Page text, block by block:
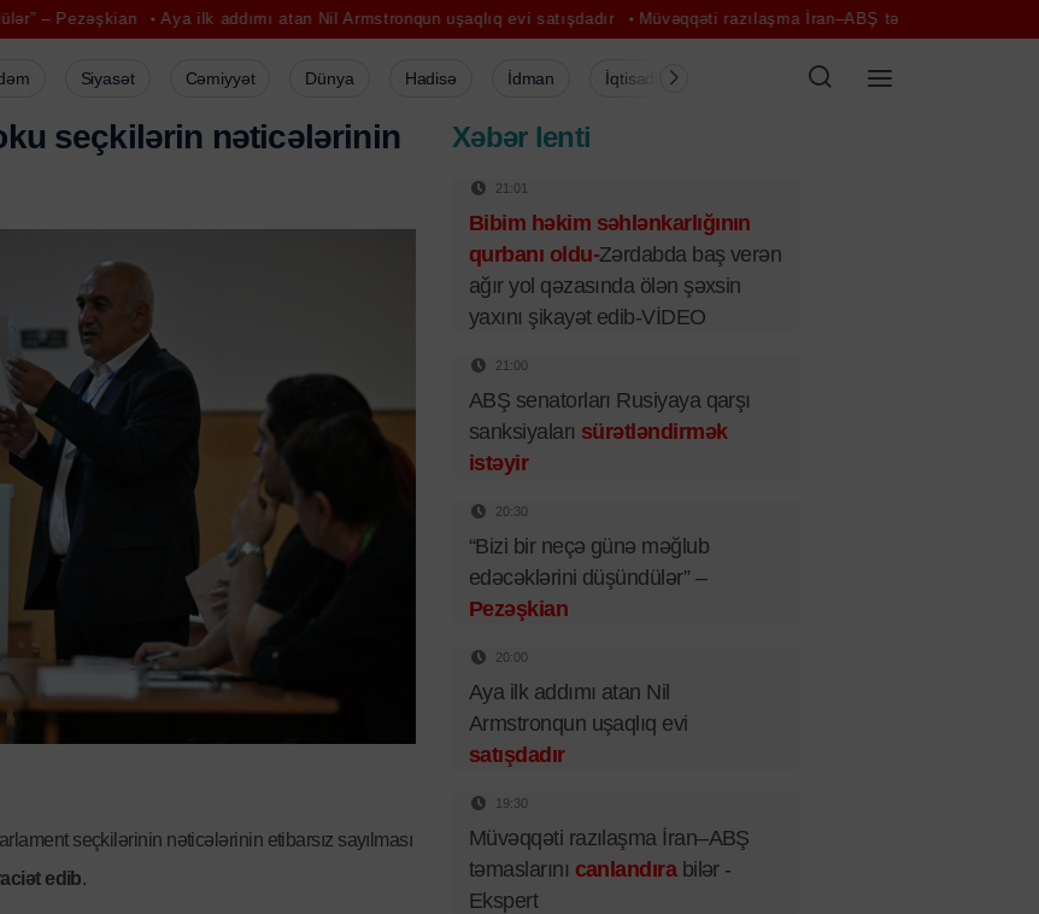
Aya ilk addımı atan Nil Armstronqun uşaqlıq evi satışdadır Müvəqqəti razılaşma İran–ABŞ təmaslarını canlandıra bilər -
Siyasət Cəmiyyət Dünya Hadisə İdman İqtisadiyyat Şou-biznes Müsahibə
seçkilərin nəticələrinin
seçkilərinin nəticələrinin etibarsız sayılması
edib.
Xəbər lenti
21:01
Bibim həkim səhlənkarlığının
qurbanı oldu-Zərdabda baş verən
ağır yol qəzasında ölən şəxsin
yaxını şikayət edib-VİDEO
21:00
ABŞ senatorları Rusiyaya qarşı
sanksiyaları sürətləndirmək
istəyir
20:30
“Bizi bir neçə günə məğlub
edəcəklərini düşündülər” –
Pezəşkian
20:00
Aya ilk addımı atan Nil
Armstronqun uşaqlıq evi
satışdadır
19:30
Müvəqqəti razılaşma İran–ABŞ
təmaslarını canlandırabilər -
Ekspert